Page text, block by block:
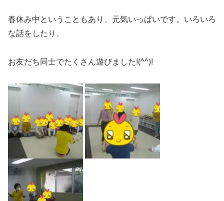
春休み中ということもあり、元気いっぱいです。いろいろ
な話をしたり、
お友だち同士でたくさん遊びました!(^^)!